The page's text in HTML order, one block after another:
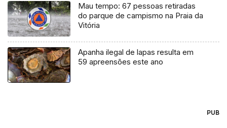
Mau tempo: 67 pessoas retiradas
do parque de campismo na Praia da
Vitória
Apanha ilegal de lapas resulta em
59 apreensões este ano
PUB